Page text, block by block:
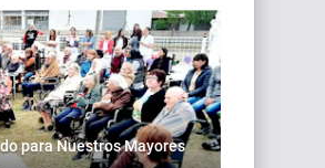
para Nuestros Mayores